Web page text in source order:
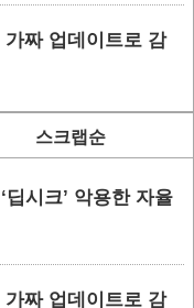
짜 업데이트로 감
스크랩순
시크’ 악용한 자율
짜 업데이트로 감